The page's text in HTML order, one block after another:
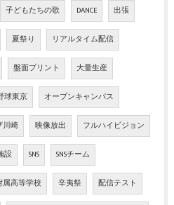
子どもたちの歌 DANCE 出張
夏祭り リアルタイム配信
盤面プリント 大量生産
球東京 オープンキャンパス
川崎 映像放出 フルハイビジョン
設 SNS SNSチーム
高等学校 辛夷祭 配信テスト